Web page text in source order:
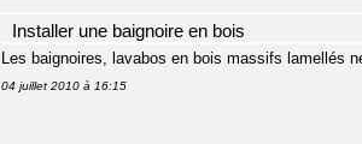
Installer une baignoire en bois
Les baignoires, lavabos en bois massifs lamellés
04 juillet 2010 à 16:15